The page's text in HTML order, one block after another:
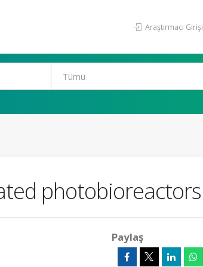
Araştırmacı Girişi
photobioreactors
Paylaş